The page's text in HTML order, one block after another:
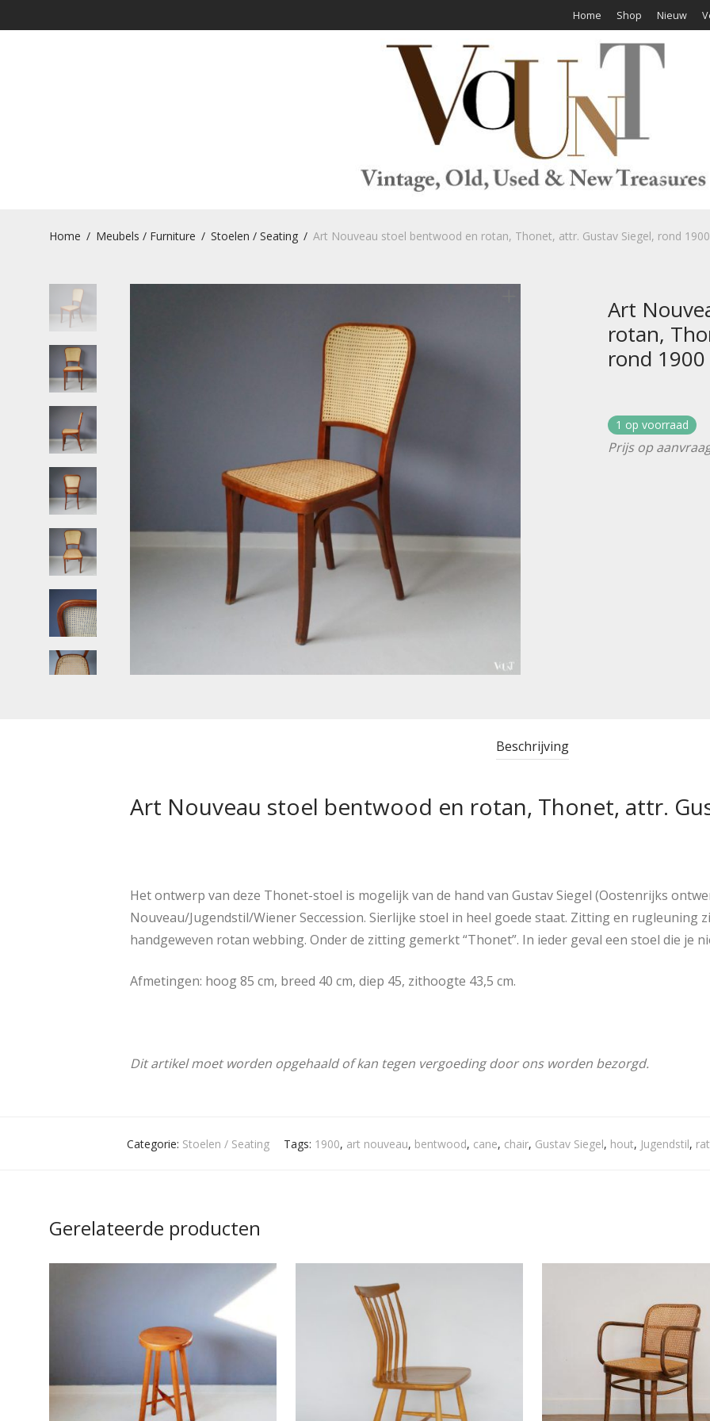
Home Shop Nieuw
Home / Meubels / Furniture / Stoelen / Seating / Art Nouveau stoel bentwood en rotan, Thonet, attr. Gustav Siegel, rond 1900
Art
rotan,
rond 1900
1 op voorraad
Prijs op
Beschrijving
Art Nouveau stoel bentwood en rotan, Thonet, attr.
Het ontwerp van deze Thonet-stoel is mogelijk van de hand van Gustav Siegel (Oostenrijks
Nouveau/Jugendstil/Wiener Seccession. Sierlijke stoel in heel goede staat. Zitting en rugleuning
handgeweven rotan webbing. Onder de zitting gemerkt “Thonet”. In ieder geval een stoel die je
Afmetingen: hoog 85 cm, breed 40 cm, diep 45, zithoogte 43,5 cm.
Dit artikel moet worden opgehaald of kan tegen vergoeding door ons worden bezorgd.
Categorie: Stoelen / Seating Tags: 1900, art nouveau, bentwood, cane, chair, Gustav Siegel, hout, Jugendstil,
Gerelateerde producten